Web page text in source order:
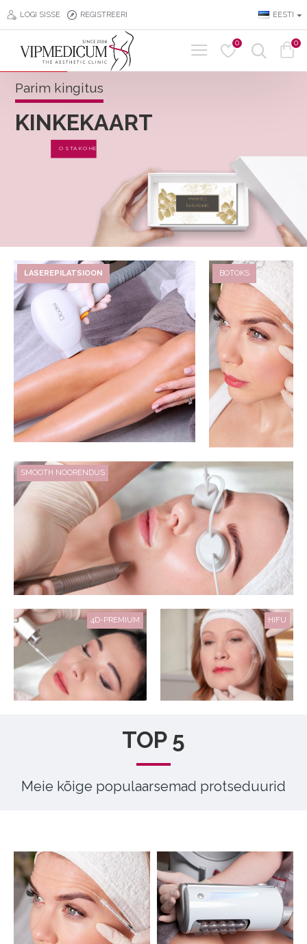
LOGI SISSE REGISTREERI EESTI
0 0
Parim kingitus
KINKEKAART
OSTA KOHE
LASEREPILATSIOON BOTOKS
SMOOTH NOORENDUS
4D-PREMIUM HIFU
TOP 5
Meie kõige populaarsemad protseduurid